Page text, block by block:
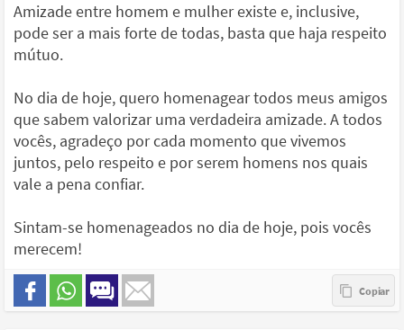
Amizade entre homem e mulher existe e, inclusive,
pode ser a mais forte de todas, basta que haja respeito
mútuo.
No dia de hoje, quero homenagear todos meus amigos
que sabem valorizar uma verdadeira amizade. A todos
vocês, agradeço por cada momento que vivemos
juntos, pelo respeito e por serem homens nos quais
vale a pena confiar.
Sintam-se homenageados no dia de hoje, pois vocês
merecem!